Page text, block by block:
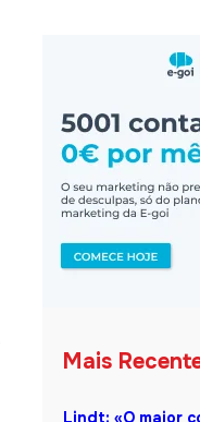
Mais
Lindt: «O maior